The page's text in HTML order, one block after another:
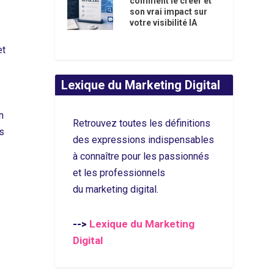
son vrai impact sur
votre visibilité IA
Lexique du Marketing Digital
Retrouvez toutes les définitions
des expressions indispensables
à connaître pour les passionnés
et les professionnels
du marketing digital.
--> Lexique du Marketing
Digital